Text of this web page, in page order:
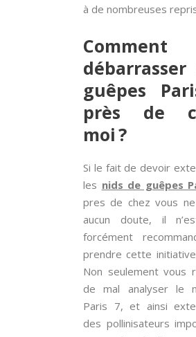
à de nombreuses
débarrasser
guêpes
près de
moi ?
Si le fait de devoir
les nids de guêpes
pres de chez vous
aucun doute, il
forcément
prendre cette
Non seulement vous
de mal analyser le
Paris 7, et ainsi
des pollinisateurs